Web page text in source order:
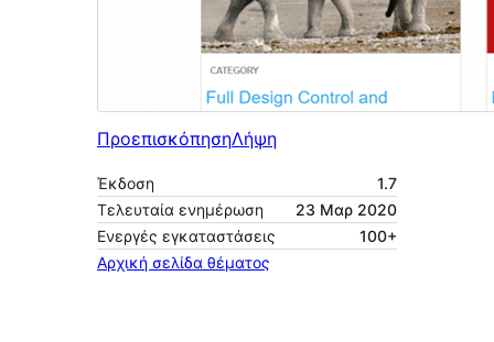
ΠροεπισκόπησηΛήψη
Έκδοση
1.7
Τελευταία ενημέρωση
23 Μαρ 2020
Ενεργές εγκαταστάσεις
100+
Αρχική σελίδα θέματος